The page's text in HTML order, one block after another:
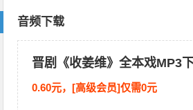
音频下载
晋剧《收姜维》全本戏MP3
0.60元，[高级会员]仅需0元